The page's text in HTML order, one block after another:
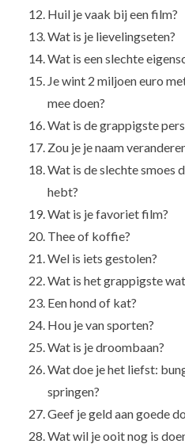
Huil je vaak bij een film?
Wat is je lievelingseten?
Wat is een slechte
Je wint 2 miljoen euro
mee doen?
Wat is de grappigste
Zou je je naam
Wat is de slechte smoes
hebt?
Wat is je favoriet film?
Thee of koffie?
Wel is iets gestolen?
Wat is het grappigste
Een hond of kat?
Hou je van sporten?
Wat is je droombaan?
Wat doe je het liefst:
springen?
Geef je geld aan goede
Wat wil je ooit nog is